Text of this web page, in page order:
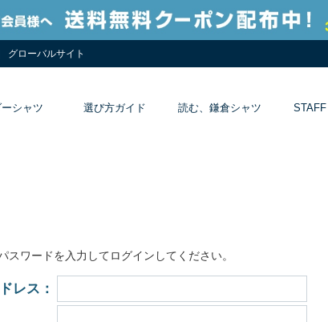
グローバルサイト
シャツ 選び方ガイド 読む、鎌倉シャツ
スワードを入力してログインしてください。
レス：